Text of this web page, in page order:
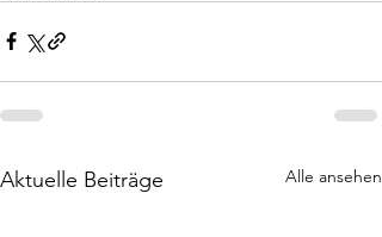
Aktuelle Beiträge Alle ansehen